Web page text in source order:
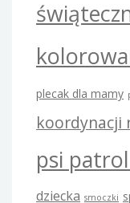
plecak dla mamy
koordynacji
psi
dziecka smoczki